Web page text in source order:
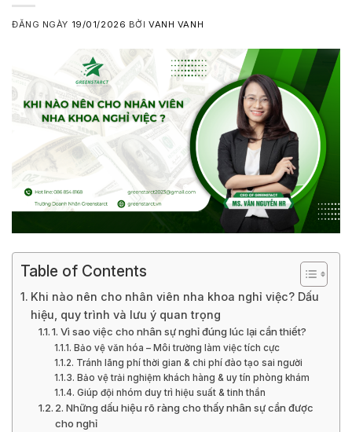
ĐĂNG NGÀY 19/01/2026 BỞIVANH VANH
Table of Contents
Khi nào nên cho nhân viên nha khoa nghỉ việc? Dấu
hiệu, quy trình và lưu ý quan trọng
1. Vì sao việc cho nhân sự nghỉ đúng lúc lại cần thiết?
Bảo vệ văn hóa – Môi trường làm việc tích cực
Tránh lãng phí thời gian & chi phí đào tạo sai người
Bảo vệ trải nghiệm khách hàng & uy tín phòng khám
Giúp đội nhóm duy trì hiệu suất & tinh thần
2. Những dấu hiệu rõ ràng cho thấy nhân sự cần được
cho nghỉ